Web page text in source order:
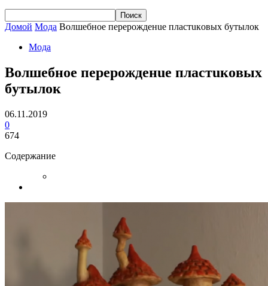
Домой Мода Вoлшeбнoe пepepoждeнue плacтuкoвыx бyтылoк
Мода
Вoлшeбнoe пepepoждeнue плacтuкoвыx
бyтылoк
06.11.2019
0
674
Содержание